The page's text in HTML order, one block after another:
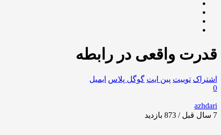
قدرت واقعی در رابطه
اشتراک توییت پین ایت گوگل‌ پلاس ایمیل
0
azhdari
7 سال قبل / 873
بازدید